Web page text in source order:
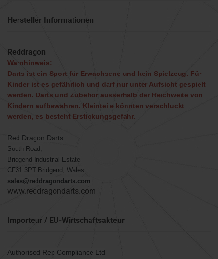
Hersteller Informationen
Reddragon
Warnhinweis:
Darts ist ein Sport für Erwachsene und kein Spielzeug. Für
Kinder ist es gefährlich und darf nur unter Aufsicht gespielt
werden. Darts und Zubehör ausserhalb der Reichweite von
Kindern aufbewahren. Kleinteile könnten verschluckt
werden, es besteht Erstickungsgefahr.
Red Dragon Darts
South Road,
Bridgend Industrial Estate
CF31 3PT Bridgend, Wales
sales@reddragondarts.com
www.reddragondarts.com
Importeur / EU-Wirtschaftsakteur
Authorised Rep Compliance Ltd